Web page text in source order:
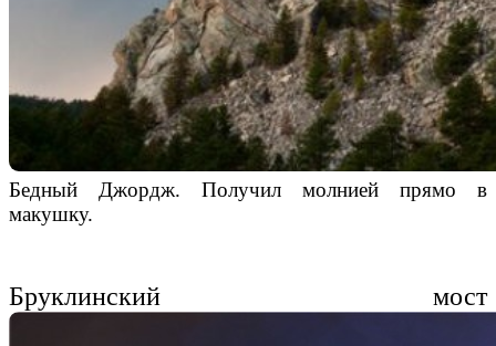
Бедный Джордж. Получил молнией прямо в
макушку.
Бруклинский мост